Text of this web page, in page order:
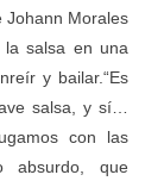
Johann Morales
salsa en una
y bailar.“Es
salsa, y sí…
con las
absurdo, que